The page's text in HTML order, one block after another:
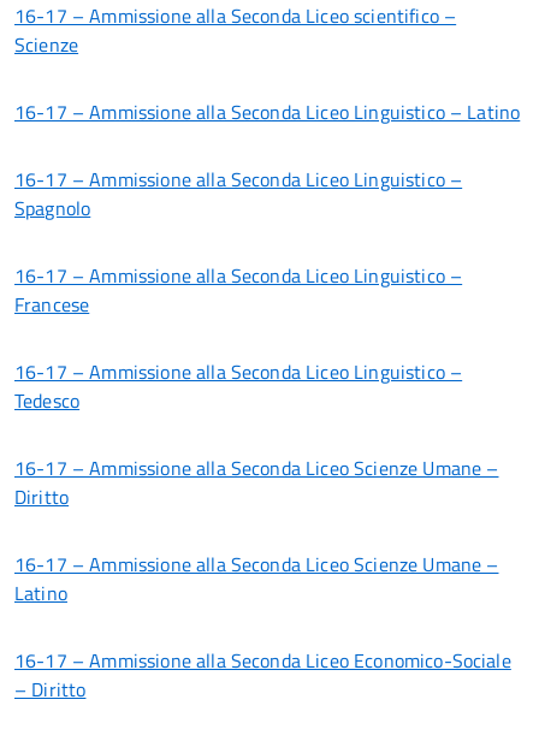
16-17 – Ammissione alla Seconda Liceo scientifico –
Scienze
16-17 – Ammissione alla Seconda Liceo Linguistico – Latino
16-17 – Ammissione alla Seconda Liceo Linguistico –
Spagnolo
16-17 – Ammissione alla Seconda Liceo Linguistico –
Francese
16-17 – Ammissione alla Seconda Liceo Linguistico –
Tedesco
16-17 – Ammissione alla Seconda Liceo Scienze Umane –
Diritto
16-17 – Ammissione alla Seconda Liceo Scienze Umane –
Latino
16-17 – Ammissione alla Seconda Liceo Economico-Sociale
– Diritto